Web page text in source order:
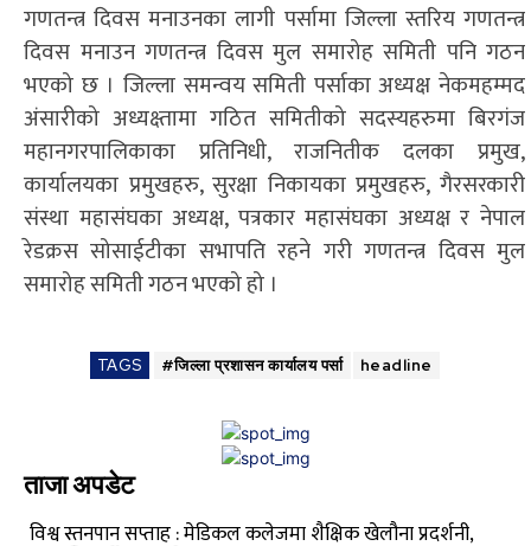
गणतन्त्र दिवस मनाउनका लागी पर्सामा जिल्ला स्तरिय गणतन्त्र
दिवस मनाउन गणतन्त्र दिवस मुल समारोह समिती पनि गठन
भएको छ । जिल्ला समन्वय समिती पर्साका अध्यक्ष नेकमहम्मद
अंसारीको अध्यक्ष्तामा गठित समितीको सदस्यहरुमा बिरगंज
महानगरपालिकाका प्रतिनिधी, राजनितीक दलका प्रमुख,
कार्यालयका प्रमुखहरु, सुरक्षा निकायका प्रमुखहरु, गैरसरकारी
संस्था महासंघका अध्यक्ष, पत्रकार महासंघका अध्यक्ष र नेपाल
रेडक्रस सोसाईटीका सभापति रहने गरी गणतन्त्र दिवस मुल
समारोह समिती गठन भएको हो ।
TAGS #जिल्ला प्रशासन कार्यालय पर्सा headline
ताजा अपडेट
विश्व स्तनपान सप्ताह : मेडिकल कलेजमा शैक्षिक खेलौना प्रदर्शनी,